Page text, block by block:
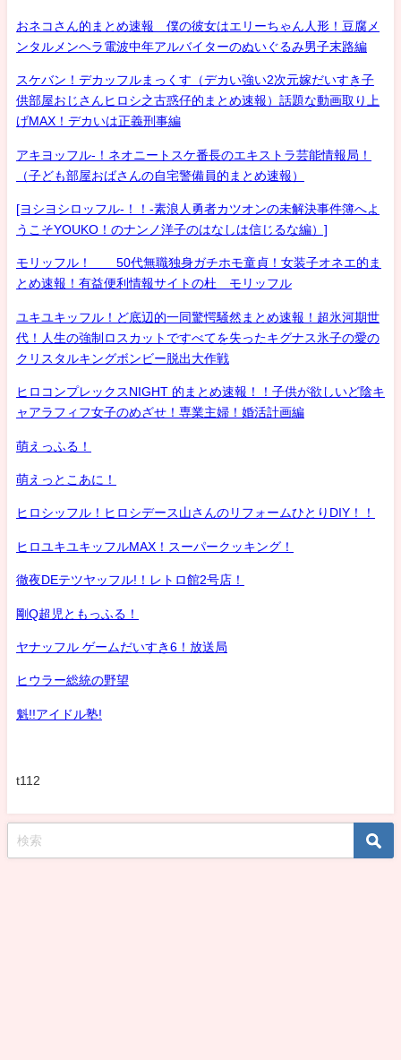
おネコさん的まとめ速報 僕の彼女はエリーちゃん人形！豆腐メ
ンタルメンヘラ電波中年アルバイターのぬいぐるみ男子末路編
スケバン！デカッフルまっくす（デカい強い2次元嫁だいすき子
供部屋おじさんヒロシ之古惑仔的まとめ速報）話題な動画取り上
げMAX！デカいは正義刑事編
アキヨッフル-！ネオニートスケ番長のエキストラ芸能情報局！
（子ども部屋おばさんの自宅警備員的まとめ速報）
[ヨシヨシロッフル-！！-素浪人勇者カツオンの未解決事件簿へよ
うこそYOUKO！のナンノ洋子のはなしは信じるな編）]
モリッフル！ 50代無職独身ガチホモ童貞！女装子オネエ的ま
とめ速報！有益便利情報サイトの杜 モリッフル
ユキユキッフル！ど底辺的一同驚愕騒然まとめ速報！超氷河期世
代！人生の強制ロスカットですべてを失ったキグナス氷子の愛の
クリスタルキングボンビー脱出大作戦
ヒロコンプレックスNIGHT 的まとめ速報！！子供が欲しいど陰キ
ャアラフィフ女子のめざせ！専業主婦！婚活計画編
萌えっふる！
萌えっとこあに！
ヒロシッフル！ヒロシデース山さんのリフォームひとりDIY！！
ヒロユキユキッフルMAX！スーパークッキング！
徹夜DEテツヤッフル!！レトロ館2号店！
剛Q超児ともっふる！
ヤナッフル ゲームだいすき6！放送局
ヒウラー総統の野望
魁!!アイドル塾!
t112